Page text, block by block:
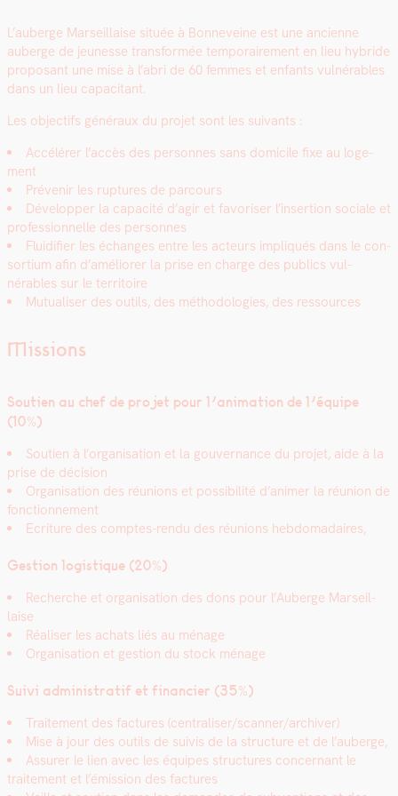
L’auberge Mar­seil­laise située à Bon­n­eveine est une anci­enne
auberge de jeunesse trans­for­mée tem­po­raire­ment en lieu hybride
pro­posant une mise à l’abri de 60 femmes et enfants vul­nérables
dans un lieu capac­i­tant.
Les objec­tifs généraux du pro­jet sont les suiv­ants :
Accélér­er l’accès des per­son­nes sans domi­cile fixe au loge­
ment
Prévenir les rup­tures de par­cours
Dévelop­per la capac­ité d’agir et favoris­er l’insertion sociale et
pro­fes­sion­nelle des per­son­nes
Flu­id­i­fi­er les échanges entre les acteurs impliqués dans le con­
sor­tium afin d’améliorer la prise en charge des publics vul­
nérables sur le ter­ri­toire
Mutu­alis­er des out­ils, des méthodolo­gies, des ressources
Missions
Sou­tien au chef de pro­jet pour l’animation de l’équipe
(10%)
Sou­tien à l’organisation et la gou­ver­nance du pro­jet, aide à la
prise de déci­sion
Organ­i­sa­tion des réu­nions et pos­si­bil­ité d’animer la réu­nion de
fonc­tion­nement
Ecri­t­ure des comptes-ren­du des réu­nions heb­do­madaires,
Ges­tion logis­tique (20%)
Recherche et organ­i­sa­tion des dons pour l’Auberge Mar­seil­
laise
Réalis­er les achats liés au ménage
Organ­i­sa­tion et ges­tion du stock ménage
Suivi admin­is­tratif et financier (35%)
Traite­ment des fac­tures (centraliser/scanner/archiver)
Mise à jour des out­ils de suiv­is de la struc­ture et de l’auberge,
Assur­er le lien avec les équipes struc­tures con­cer­nant le
traite­ment et l’émission des fac­tures